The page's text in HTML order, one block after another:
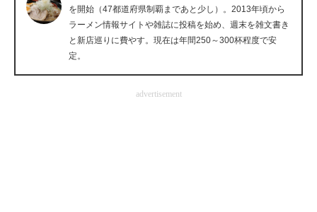
IT製品の技術・比較・事例
製造業のIT導入・活用を支援
を開始（47都道府県制覇まであと少し）。2013年頃から
ラーメン情報サイトや雑誌に投稿を始め、週末を雑文書き
と新店巡りに費やす。現在は年間250～300杯程度で安
定。
advertisement